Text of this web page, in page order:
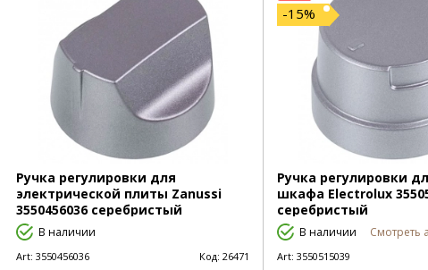
Ручка регулировки для
электрической плиты Zanussi
3550456036 серебристый
В наличии
Art: 3550456036 Код: 26471
Ручка регулировки
шкафа Electrolux
серебристый
-15%
В наличии Смотреть
Art: 3550515039